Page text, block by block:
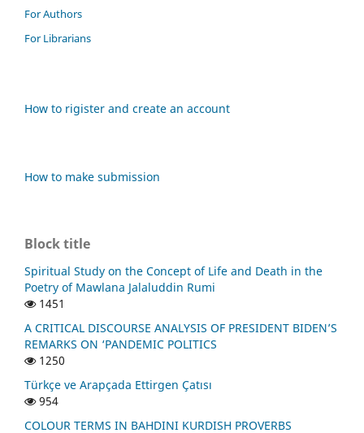
For Authors
For Librarians
How to rigister and create an account
How to make submission
Block title
Spiritual Study on the Concept of Life and Death in the
Poetry of Mawlana Jalaluddin Rumi
1451
A CRITICAL DISCOURSE ANALYSIS OF PRESIDENT BIDEN’S
REMARKS ON ‘PANDEMIC POLITICS
1250
Türkçe ve Arapçada Ettirgen Çatısı
954
COLOUR TERMS IN BAHDINI KURDISH PROVERBS